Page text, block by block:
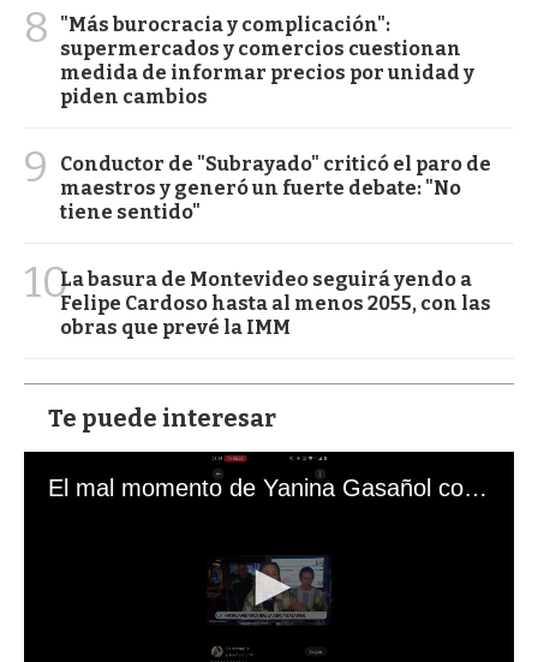
8
"Más burocracia y complicación":
supermercados y comercios cuestionan
medida de informar precios por unidad y
piden cambios
9
Conductor de "Subrayado" criticó el paro de
maestros y generó un fuerte debate: "No
tiene sentido"
10La basura de Montevideo seguirá yendo a
Felipe Cardoso hasta al menos 2055, con las
obras que prevé la IMM
Te puede interesar
El mal momento de Yanina Gasañol con un hincha argentino en "Subrayado"